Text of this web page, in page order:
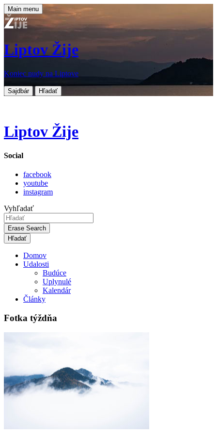
Main menu
Liptov Žije
Koniec nudy na Liptove
Sajdbár Hľadať
Liptov Žije
Social
facebook
youtube
instagram
Vyhľadať
Erase Search
Domov
Udalosti
Budúce
Uplynulé
Kalendár
Články
Fotka týždňa